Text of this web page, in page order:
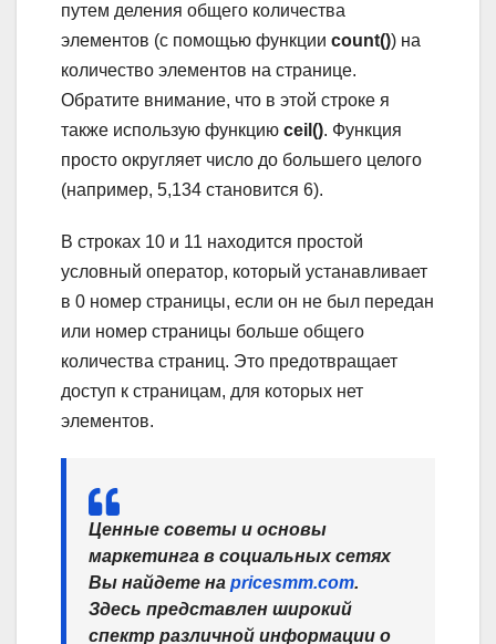
путем деления общего количества
элементов (с помощью функции count()) на
количество элементов на странице.
Обратите внимание, что в этой строке я
также использую функцию ceil(). Функция
просто округляет число до большего целого
(например, 5,134 становится 6).
В строках 10 и 11 находится простой
условный оператор, который устанавливает
в 0 номер страницы, если он не был передан
или номер страницы больше общего
количества страниц. Это предотвращает
доступ к страницам, для которых нет
элементов.
Ценные советы и основы
маркетинга в социальных сетях
Вы найдете на pricesmm.com.
Здесь представлен широкий
спектр различной информации о